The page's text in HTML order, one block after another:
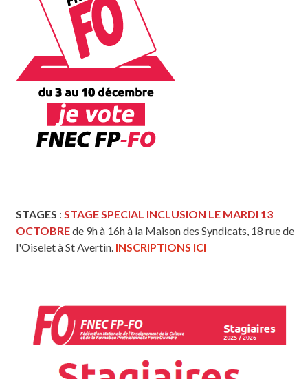
STAGES : STAGE SPECIAL INCLUSION LE MARDI 13
OCTOBREde 9h à 16h à la Maison des Syndicats, 18 rue de
l'Oiselet à St Avertin. INSCRIPTIONS ICI